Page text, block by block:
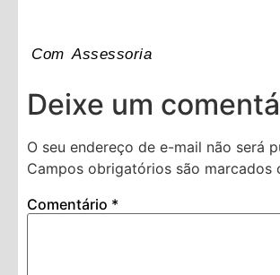
Com Assessoria
Deixe um
O seu endereço de e-mail não será
Campos obrigatórios são marcados
Comentário *